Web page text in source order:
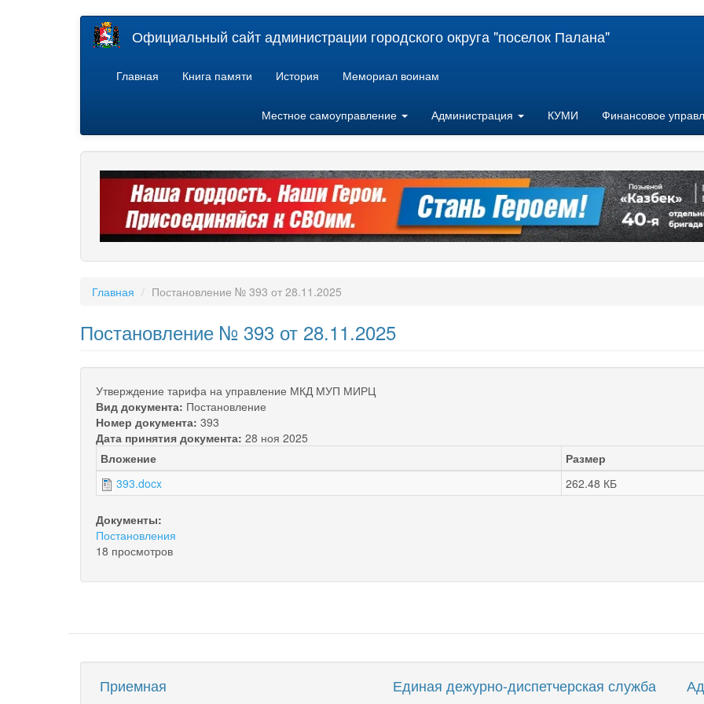
Официальный сайт администрации городского округа "поселок Палана"
Главная Книга памяти История Мемориал воинам
Местное самоуправление Администрация КУМИ Финансовое
Главная Постановление № 393 от 28.11.2025
Постановление № 393 от 28.11.2025
Утверждение тарифа на управление МКД МУП МИРЦ
Вид документа: Постановление
Номер документа: 393
Дата принятия документа: 28 ноя 2025
Вложение
Размер
393.docx
262.48 КБ
Документы:
Постановления
18 просмотров
Приемная Единая дежурно-диспетчерская служба